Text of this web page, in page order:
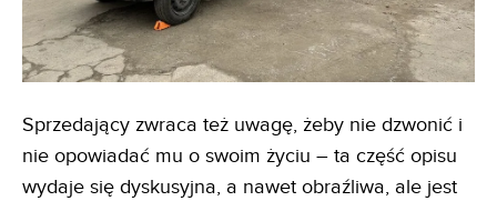
Sprzedający zwraca też uwagę, żeby nie dzwonić i
nie opowiadać mu o swoim życiu – ta część opisu
wydaje się dyskusyjna, a nawet obraźliwa, ale jest